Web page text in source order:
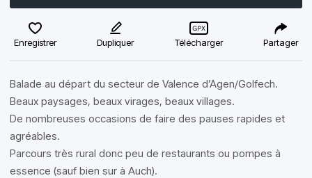
Enregistrer Dupliquer Télécharger Partager
Balade au départ du secteur de Valence d’Agen/Golfech.
Beaux paysages, beaux virages, beaux villages.
De nombreuses occasions de faire des pauses rapides et
agréables.
Parcours très rural donc peu de restaurants ou pompes à
essence (sauf bien sur à Auch).